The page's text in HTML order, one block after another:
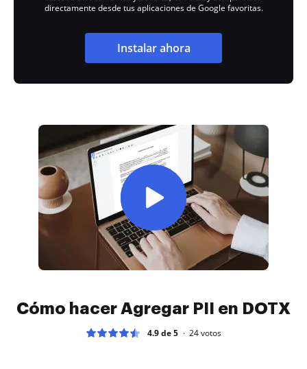
directamente desde tus aplicaciones de Google favoritas.
Instalar ahora
Cómo hacer Agregar PII en DOTX
4.9 de 5 24votos